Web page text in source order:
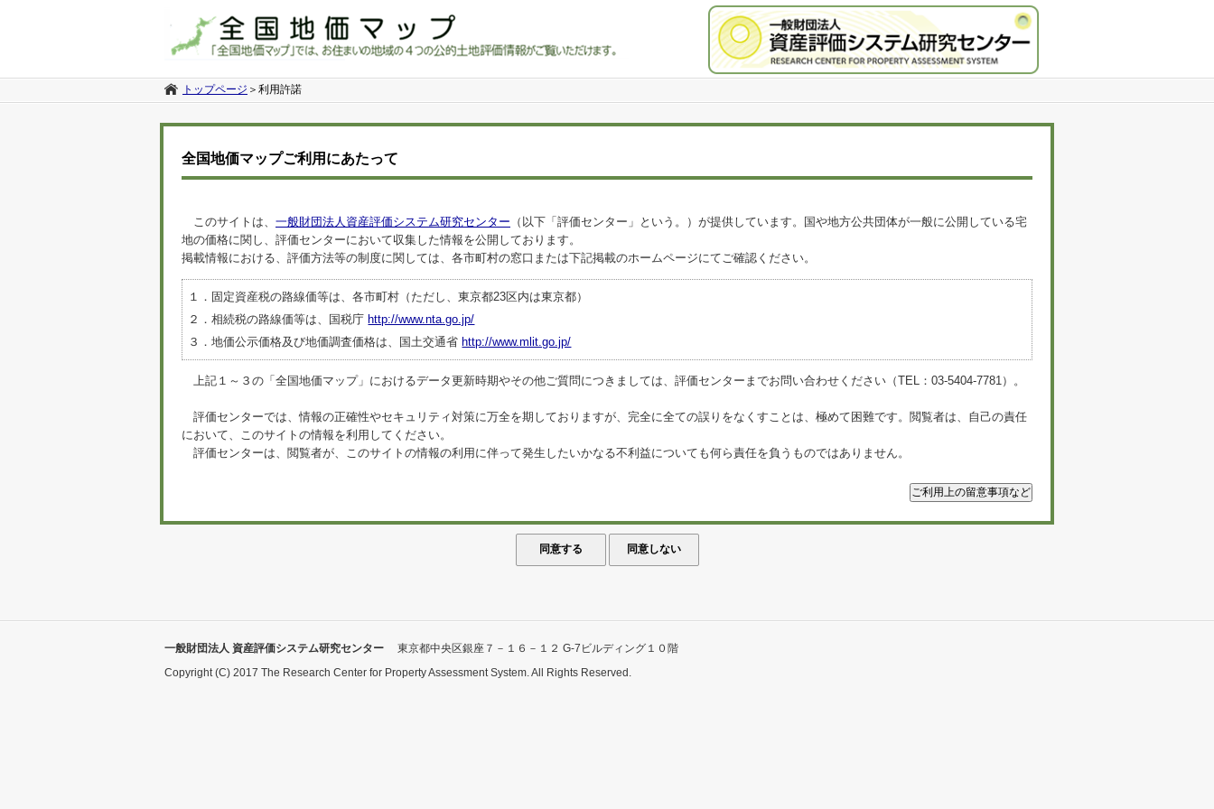
トップページ ＞ 利用許諾
全国地価マップご利用にあたって
このサイトは、 一般財団法人資産評価システム研究センター （以下「評価センター」という。）が提供しています。国や地方公共団体が一般に公開している宅
地の価格に関し、評価センターにおいて収集した情報を公開しております。
掲載情報における、評価方法等の制度に関しては、各市町村の窓口または下記掲載のホームページにてご確認ください。
１．固定資産税の路線価等は、各市町村（ただし、東京都23区内は東京都）
２．相続税の路線価等は、国税庁 http://www.nta.go.jp/
３．地価公示価格及び地価調査価格は、国土交通省 http://www.mlit.go.jp/
上記１～３の「全国地価マップ」におけるデータ更新時期やその他ご質問につきましては、評価センターまでお問い合わせください（TEL：03-5404-7781）。
評価センターでは、情報の正確性やセキュリティ対策に万全を期しておりますが、完全に全ての誤りをなくすことは、極めて困難です。閲覧者は、自己の責任
において、このサイトの情報を利用してください。
評価センターは、閲覧者が、このサイトの情報の利用に伴って発生したいかなる不利益についても何ら責任を負うものではありません。
一般財団法人 資産評価システム研究センター
東京都中央区銀座７－１６－１２ G-7ビルディング１０階
Copyright (C) 2017 The Research Center for Property Assessment System. All Rights Reserved.